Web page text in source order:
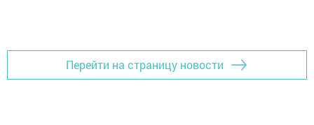
Перейти на страницу новости